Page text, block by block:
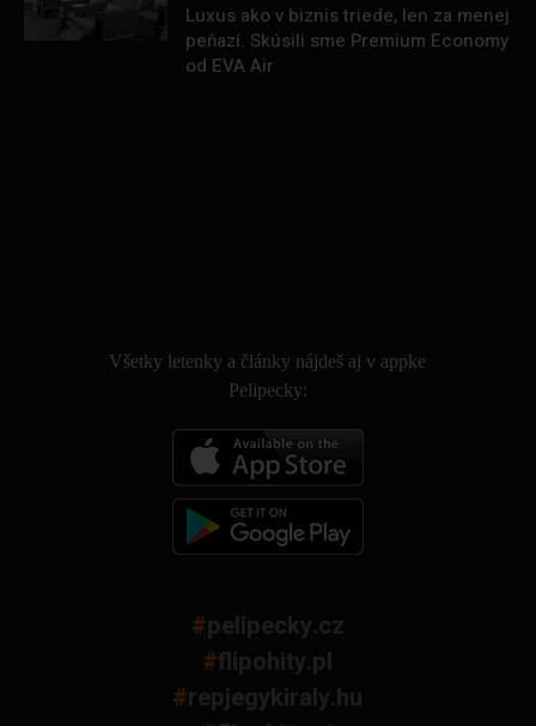
Luxus ako v biznis triede, len za menej
peňazí. Skúsili sme Premium Economy
od EVA Air
Všetky letenky a články nájdeš aj v appke
Pelipecky:
#pelipecky.cz
#flipohity.pl
#repjegykiraly.hu